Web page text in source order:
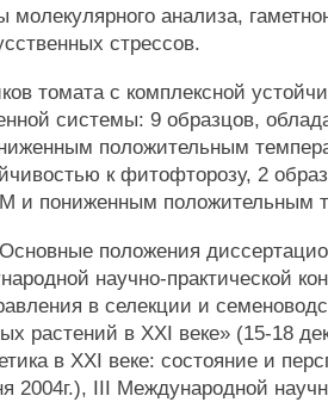
анализа,
стрессов.
томата с комплексной
системы: 9 образцов,
положительным
к фитофторозу, 2
и пониженным положительным
положения
научно-практической
в селекции и
растений в XXI веке» (15-18
в XXI веке: состояние и
2004г.), III Международной